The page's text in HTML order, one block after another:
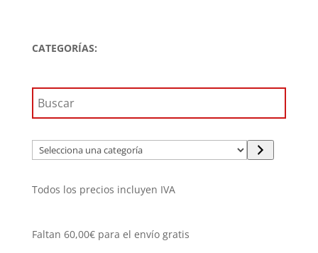
era:
CATEGORÍAS:
Selecciona
una
Todos los precios incluyen IVA
Faltan 60,00€para el envío gratis